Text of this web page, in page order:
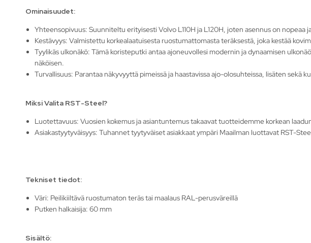
Ominaisuudet:
Yhteensopivuus: Suunniteltu erityisesti Volvo L110H ja L120H, joten asennus on nopeaa
Kestävyys: Valmistettu korkealaatuisesta ruostumattomasta teräksestä, joka kestää
Tyylikäs ulkonäkö: Tämä koristeputki antaa ajoneuvollesi modernin ja dynaamisen
näköisen.
Turvallisuus: Parantaa näkyvyyttä pimeissä ja haastavissa ajo-olosuhteissa, lisäten
Miksi Valita RST-Steel?
Luotettavuus: Vuosien kokemus ja asiantuntemus takaavat tuotteidemme korkean
Asiakastyytyväisyys: Tuhannet tyytyväiset asiakkaat ympäri Maailman luottavat RST-
Tekniset tiedot:
Väri: Peilikiiltävä ruostumaton teräs tai maalaus RAL-perusväreillä
Putken halkaisija: 60 mm
Sisältö: